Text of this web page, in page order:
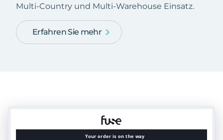
Multi-Country und Multi-Warehouse Einsatz.
Erfahren Sie mehr